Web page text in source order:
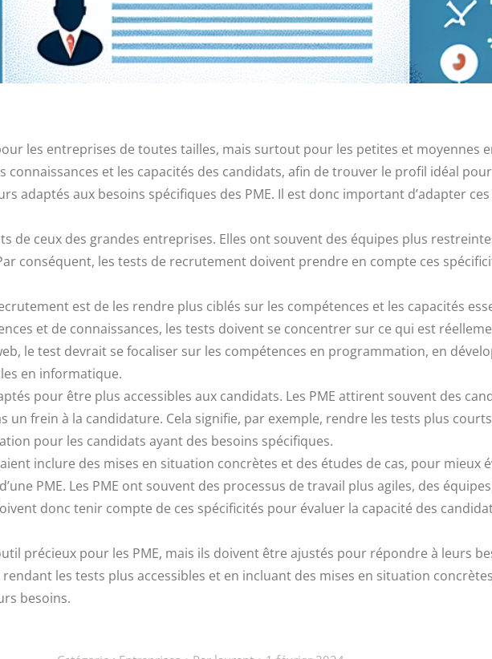
les entreprises de toutes tailles, mais surtout pour les petites et moyennes
et les capacités des candidats, afin de trouver le profil idéal
adaptés aux besoins spécifiques des PME. Il est donc important d’adapter
de ceux des grandes entreprises. Elles ont souvent des équipes plus
conséquent, les tests de recrutement doivent prendre en compte ces
est de les rendre plus ciblés sur les compétences et les capacités
et de connaissances, les tests doivent se concentrer sur ce qui est
le test devrait se focaliser sur les compétences en programmation, en
en informatique.
pour être plus accessibles aux candidats. Les PME attirent souvent des
un frein à la candidature. Cela signifie, par exemple, rendre les tests plus
pour les candidats ayant des besoins spécifiques.
inclure des mises en situation concrètes et des études de cas, pour mieux
PME. Les PME ont souvent des processus de travail plus agiles, des
donc tenir compte de ces spécificités pour évaluer la capacité des
précieux pour les PME, mais ils doivent être ajustés pour répondre à leurs
les tests plus accessibles et en incluant des mises en situation
besoins.